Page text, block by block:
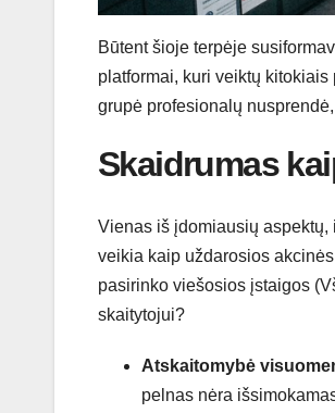
Būtent šioje terpėje
platformai, kuri veiktų
grupė profesionalų
Skaidrumas
Vienas iš įdomiausių
veikia kaip uždarosios
pasirinko viešosios įstaigos
skaitytojui?
Atskaitomybė
pelnas nėra